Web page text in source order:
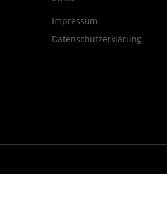
Impressum
Datenschutzerklärung